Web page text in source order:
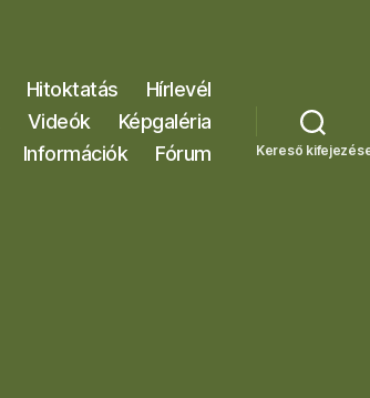
Hitoktatás
Hírlevél
Videók
Képgaléria
Információk Fórum Kereső